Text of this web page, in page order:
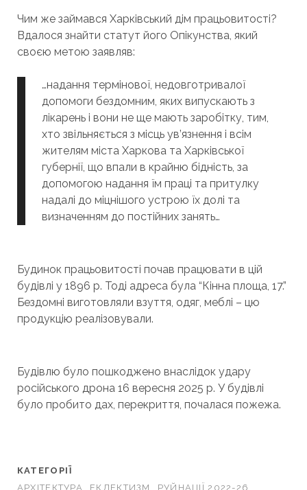
Чим же займався Харківський дім працьовитості?
Вдалося знайти статут його Опікунства, який
своєю метою заявляв:
…надання термінової, недовготривалої
допомоги бездомним, яких випускають з
лікарень і вони не ще мають заробітку, тим,
хто звільняється з місць ув’язнення і всім
жителям міста Харкова та Харківської
губернії, що впали в крайню бідність, за
допомогою надання їм праці та притулку
надалі до міцнішого устрою їх долі та
визначенням до постійних занять…
Будинок працьовитості почав працювати в цій
будівлі у 1896 р. Тоді адреса була “Кінна площа, 17.”
Бездомні виготовляли взуття, одяг, меблі – цю
продукцію реалізовували.
Будівлю було пошкоджено внаслідок удару
російського дрона 16 вересня 2025 р. У будівлі
було пробито дах, перекриття, почалася пожежа.
КАТЕГОРІЇ
АРХІТЕКТУРА
ЕКЛЕКТИЗМ РУЙНАЦІЇ 2022-26